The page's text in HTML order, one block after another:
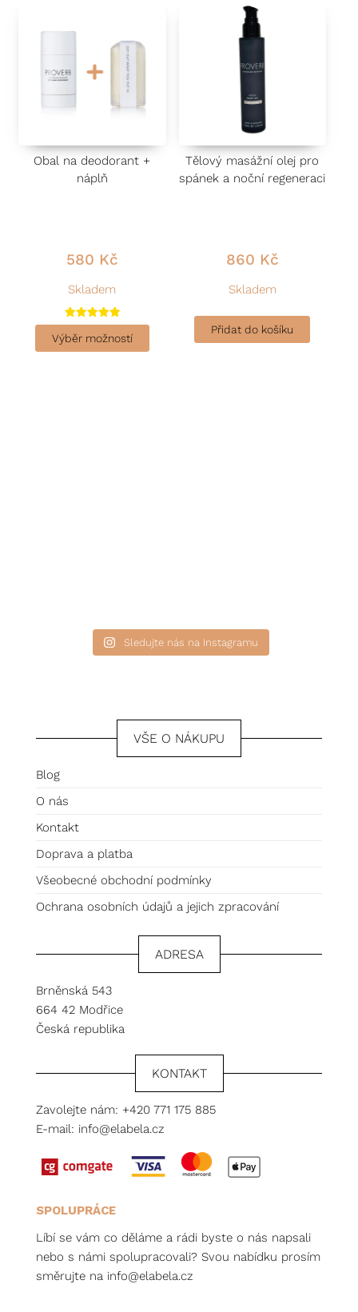
Obal na deodorant +
náplň
580 Kč
Skladem
Hodnocení
5.00
z 5
Výběr možností
Tělový masážní olej pro
spánek a noční regeneraci
860 Kč
Skladem
Přidat do košíku
Sledujte nás na Instagramu
VŠE O NÁKUPU
Blog
O nás
Kontakt
Doprava a platba
Všeobecné obchodní podmínky
Ochrana osobních údajů a jejich zpracování
ADRESA
Brněnská 543
664 42 Modřice
Česká republika
KONTAKT
Zavolejte nám: +420 771 175 885
E-mail: info@elabela.cz
SPOLUPRÁCE
Líbí se vám co děláme a rádi byste o nás napsali
nebo s námi spolupracovali? Svou nabídku prosím
směrujte na info@elabela.cz